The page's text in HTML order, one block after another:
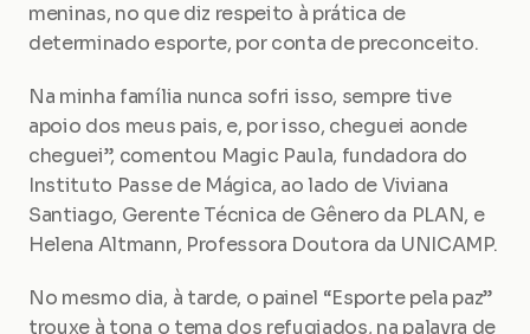
meninas, no que diz respeito à prática de
determinado esporte, por conta de preconceito.
Na minha família nunca sofri isso, sempre tive
apoio dos meus pais, e, por isso, cheguei aonde
cheguei”, comentou Magic Paula, fundadora do
Instituto Passe de Mágica, ao lado de Viviana
Santiago, Gerente Técnica de Gênero da PLAN, e
Helena Altmann, Professora Doutora da UNICAMP.
No mesmo dia, à tarde, o painel “Esporte pela paz”
trouxe à tona o tema dos refugiados, na palavra de